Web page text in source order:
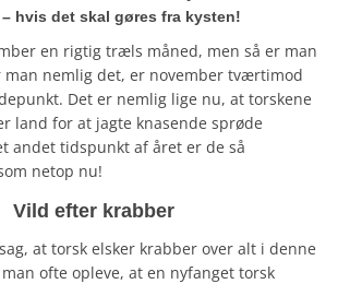
hvis det skal gøres fra kysten!
en rigtig træls måned, men så er man
man nemlig det, er november tværtimod
Det er nemlig lige nu, at torskene
land for at jagte knasende sprøde
andet tidspunkt af året er de så
netop nu!
Vild efter krabber
at torsk elsker krabber over alt i denne
ofte opleve, at en nyfanget torsk